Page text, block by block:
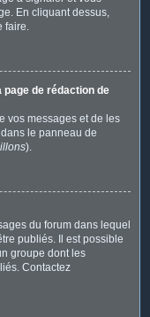
En cliquant dessus,
faire.
page de rédaction de
vos messages et de les
le panneau de
).
du forum dans lequel
publiés. Il est possible
groupe dont les
Contactez